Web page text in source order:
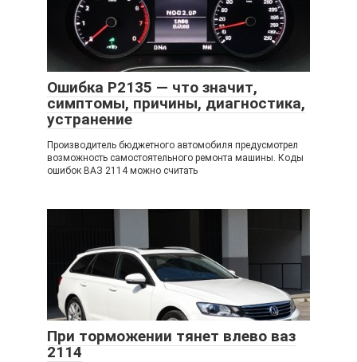
Ошибка P2135 — что значит,
симптомы, причины, диагностика,
устранение
Производитель бюджетного автомобиля предусмотрел
возможность самостоятельного ремонта машины. Коды
ошибок ВАЗ 2114 можно считать
При торможении тянет влево ваз
2114